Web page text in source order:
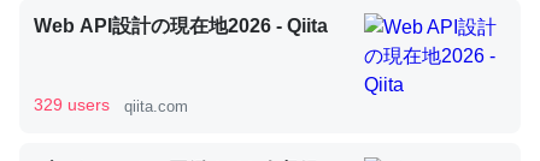
─ニュース :: 【研究発表】昆虫学の大問題＝「昆虫はなぜ海にいな
いのか」に関する新仮説
Web API設計の現在地2026 - Qiita
329 users qiita.com